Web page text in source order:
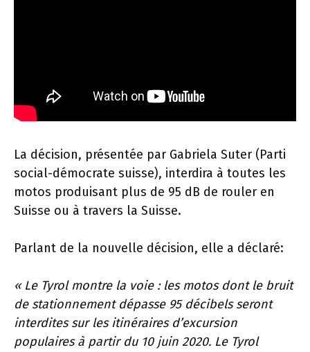
La décision, présentée par Gabriela Suter (Parti
social-démocrate suisse), interdira à toutes les
motos produisant plus de 95 dB de rouler en
Suisse ou à travers la Suisse.
Parlant de la nouvelle décision, elle a déclaré:
« Le Tyrol montre la voie : les motos dont le bruit
de stationnement dépasse 95 décibels seront
interdites sur les itinéraires d’excursion
populaires à partir du 10 juin 2020. Le Tyrol